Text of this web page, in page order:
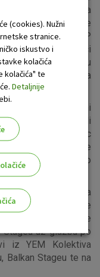
da itekako ima
INmusica su se
preselili na OTP
The Man. Vlasnici
godine oduševili su
koja ih je ispratila
Interpola.
će njihov premijerni
su to i ostvarili
zatvaranju INmusic
mladeži Interpol je
a bend je odsvirao
izdanja INmusica na
a Balkan stage
Brojna publika je
Stageu uz glazbu po
iz YEM Kolektiva
Balkan Stageu te na
(cookies). Nužni
stranice.
iskustvo i
kolačića
kolačića" te
Detaljnije